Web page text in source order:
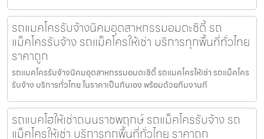
รถแมคโครรับจ้างนิคมอุตสาหกรรมอมตะซิตี้ รถ
แม็คโครรับจ้าง รถแม็คโครให้เช่า บริการทุกพื้นที่ทั่วไทย
ราคาถูก
รถแมคโครรับจ้างนิคมอุตสาหกรรมอมตะซิตี้ รถแมคโครให้เช่า รถแม็คโคร
รับจ้าง บริการทั่วไทย ในราคาเป็นกันเอง พร้อมด้วยทีมงานที
รถแบคโฮให้เช่าถนนราชพฤกษ์ รถแม็คโครรับจ้าง รถ
แม็คโครให้เช่า บริการทุกพื้นที่ทั่วไทย ราคาถูก